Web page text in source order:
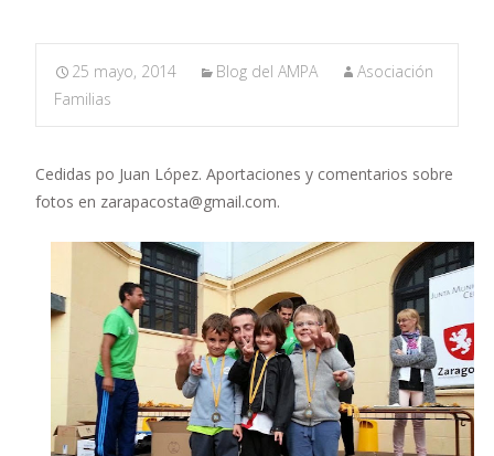
25 mayo, 2014 Blog del AMPA
Asociación
Familias
Cedidas po Juan López. Aportaciones y comentarios sobre
fotos en zarapacosta@gmail.com.